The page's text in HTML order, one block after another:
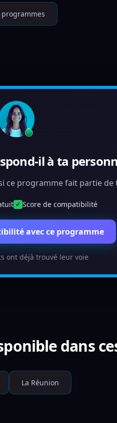
programmes
il à ta
ce programme fait partie de
✓ Score de compatibilité
avec ce programme
ont déjà trouvé leur voie
dans
La Réunion